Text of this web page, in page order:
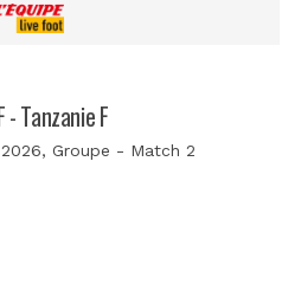
- Tanzanie F
, Groupe - Match 2